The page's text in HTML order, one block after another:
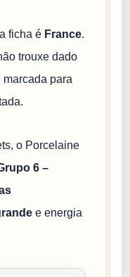
ficha é France.
trouxe dado
marcada para
o Porcelaine
6 –
e energia